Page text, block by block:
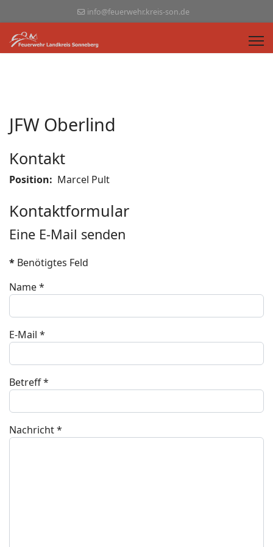
info@feuerwehr.kreis-son.de
JFW Oberlind
Kontakt
Position: Marcel Pult
Kontaktformular
Eine E-Mail senden
* Benötigtes Feld
Name*
E-Mail *
Betreff*
Nachricht*